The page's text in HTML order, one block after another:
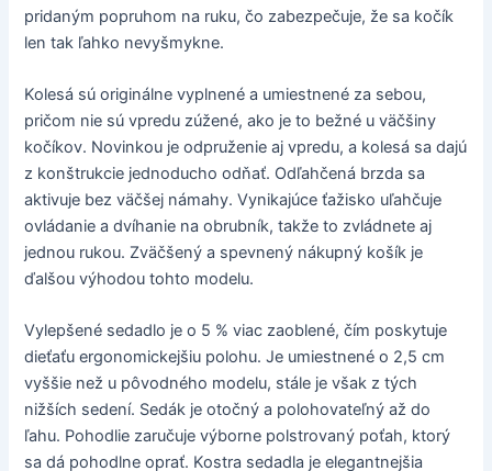
pridaným popruhom na ruku, čo zabezpečuje, že sa kočík
len tak ľahko nevyšmykne.
Kolesá sú originálne vyplnené a umiestnené za sebou,
pričom nie sú vpredu zúžené, ako je to bežné u väčšiny
kočíkov. Novinkou je odpruženie aj vpredu, a kolesá sa dajú
z konštrukcie jednoducho odňať. Odľahčená brzda sa
aktivuje bez väčšej námahy. Vynikajúce ťažisko uľahčuje
ovládanie a dvíhanie na obrubník, takže to zvládnete aj
jednou rukou. Zväčšený a spevnený nákupný košík je
ďalšou výhodou tohto modelu.
Vylepšené sedadlo je o 5 % viac zaoblené, čím poskytuje
dieťaťu ergonomickejšiu polohu. Je umiestnené o 2,5 cm
vyššie než u pôvodného modelu, stále je však z tých
nižších sedení. Sedák je otočný a polohovateľný až do
ľahu. Pohodlie zaručuje výborne polstrovaný poťah, ktorý
sa dá pohodlne oprať. Kostra sedadla je elegantnejšia